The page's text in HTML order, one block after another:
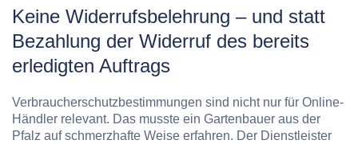
Keine Widerrufsbelehrung – und statt
Bezahlung der Widerruf des bereits
erledigten Auftrags
Verbraucherschutzbestimmungen sind nicht nur für Online-
Händler relevant. Das musste ein Gartenbauer aus der
Pfalz auf schmerzhafte Weise erfahren. Der Dienstleister